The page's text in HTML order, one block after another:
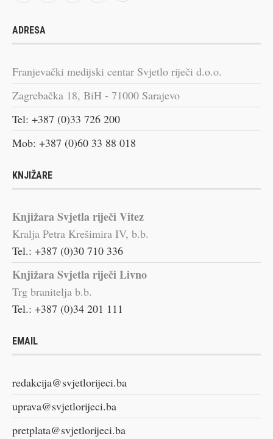
ADRESA
Franjevački medijski centar Svjetlo riječi d.o.o.
Zagrebačka 18, BiH - 71000 Sarajevo
Tel: +387 (0)33 726 200
Mob: +387 (0)60 33 88 018
KNJIŽARE
Knjižara Svjetla riječi Vitez
Kralja Petra Krešimira IV, b.b.
Tel.: +387 (0)30 710 336
Knjižara Svjetla riječi Livno
Trg branitelja b.b.
Tel.: +387 (0)34 201 111
EMAIL
redakcija@svjetlorijeci.ba
uprava@svjetlorijeci.ba
pretplata@svjetlorijeci.ba